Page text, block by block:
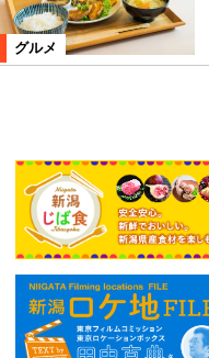
グルメ